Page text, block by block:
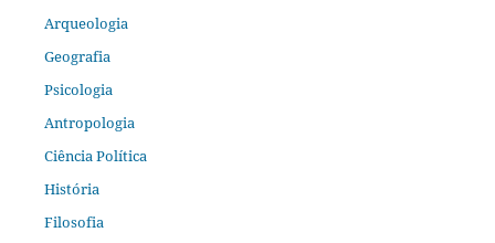
Arqueologia
Geografia
Psicologia
Antropologia
Ciência Política
História
Filosofia